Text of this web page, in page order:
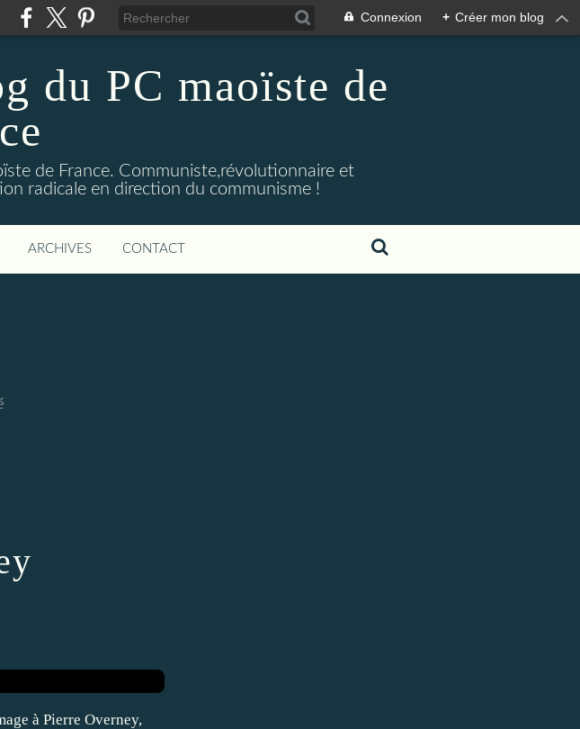
Connexion + Créer mon blog
du PC maoïste de
de France. Communiste,révolutionnaire et
radicale en direction du communisme !
ARCHIVES CONTACT
à Pierre Overney,